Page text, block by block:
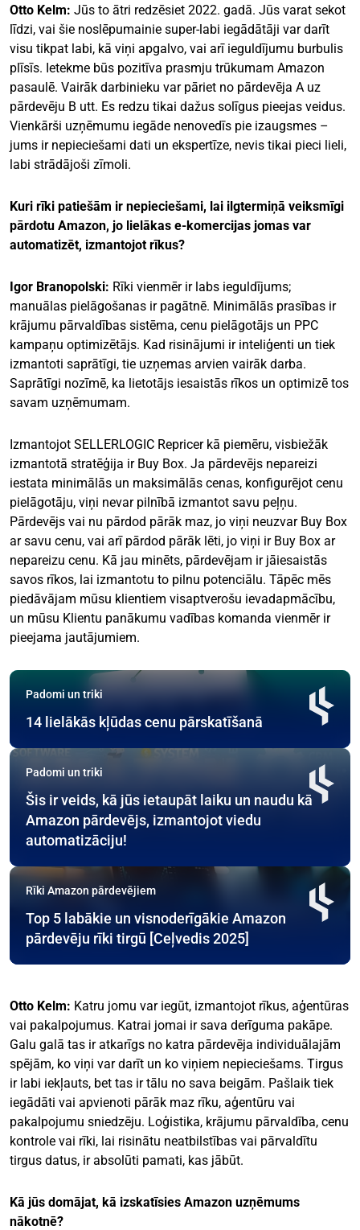
Otto Kelm: Jūs to ātri redzēsiet 2022. gadā. Jūs varat sekot
līdzi, vai šie noslēpumainie super-labi iegādātāji var darīt
visu tikpat labi, kā viņi apgalvo, vai arī ieguldījumu burbulis
plīsīs. Ietekme būs pozitīva prasmju trūkumam Amazon
pasaulē. Vairāk darbinieku var pāriet no pārdevēja A uz
pārdevēju B utt. Es redzu tikai dažus solīgus pieejas veidus.
Vienkārši uzņēmumu iegāde nenovedīs pie izaugsmes –
jums ir nepieciešami dati un ekspertīze, nevis tikai pieci lieli,
labi strādājoši zīmoli.
Kuri rīki patiešām ir nepieciešami, lai ilgtermiņā veiksmīgi
pārdotu Amazon, jo lielākas e-komercijas jomas var
automatizēt, izmantojot rīkus?
Igor Branopolski: Rīki vienmēr ir labs ieguldījums;
manuālas pielāgošanas ir pagātnē. Minimālās prasības ir
krājumu pārvaldības sistēma, cenu pielāgotājs un PPC
kampaņu optimizētājs. Kad risinājumi ir inteliģenti un tiek
izmantoti saprātīgi, tie uzņemas arvien vairāk darba.
Saprātīgi nozīmē, ka lietotājs iesaistās rīkos un optimizē tos
savam uzņēmumam.
Izmantojot SELLERLOGIC Repricer kā piemēru, visbiežāk
izmantotā stratēģija ir Buy Box. Ja pārdevējs nepareizi
iestata minimālās un maksimālās cenas, konfigurējot cenu
pielāgotāju, viņi nevar pilnībā izmantot savu peļņu.
Pārdevējs vai nu pārdod pārāk maz, jo viņi neuzvar Buy Box
ar savu cenu, vai arī pārdod pārāk lēti, jo viņi ir Buy Box ar
nepareizu cenu. Kā jau minēts, pārdevējam ir jāiesaistās
savos rīkos, lai izmantotu to pilnu potenciālu. Tāpēc mēs
piedāvājam mūsu klientiem visaptverošu ievadapmācību,
un mūsu Klientu panākumu vadības komanda vienmēr ir
pieejama jautājumiem.
Padomi un triki
14 lielākās kļūdas cenu pārskatīšanā
Padomi un triki
Šis ir veids, kā jūs ietaupāt laiku un naudu kā
Amazon pārdevējs, izmantojot viedu
automatizāciju!
Rīki Amazon pārdevējiem
Top 5 labākie un visnoderīgākie Amazon
pārdevēju rīki tirgū [Ceļvedis 2025]
Otto Kelm: Katru jomu var iegūt, izmantojot rīkus, aģentūras
vai pakalpojumus. Katrai jomai ir sava derīguma pakāpe.
Galu galā tas ir atkarīgs no katra pārdevēja individuālajām
spējām, ko viņi var darīt un ko viņiem nepieciešams. Tirgus
ir labi iekļauts, bet tas ir tālu no sava beigām. Pašlaik tiek
iegādāti vai apvienoti pārāk maz rīku, aģentūru vai
pakalpojumu sniedzēju. Loģistika, krājumu pārvaldība, cenu
kontrole vai rīki, lai risinātu neatbilstības vai pārvaldītu
tirgus datus, ir absolūti pamati, kas jābūt.
Kā jūs domājat, kā izskatīsies Amazon uzņēmums
nākotnē?